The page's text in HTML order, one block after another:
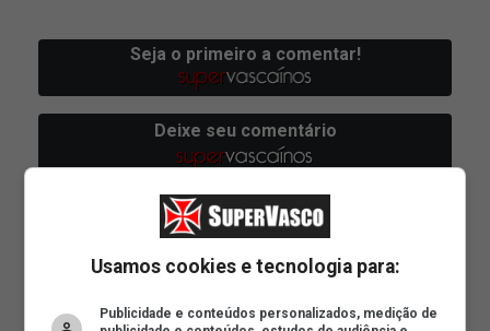
Usamos cookies e tecnologia para:
Publicidade e conteúdos personalizados, medição de